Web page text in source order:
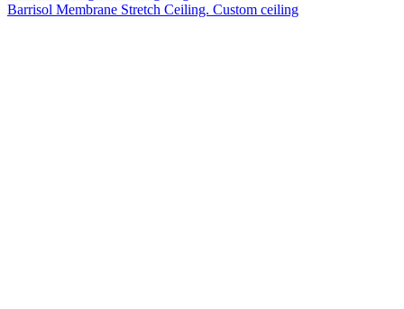
Barrisol Membrane Stretch Ceiling. Custom ceiling